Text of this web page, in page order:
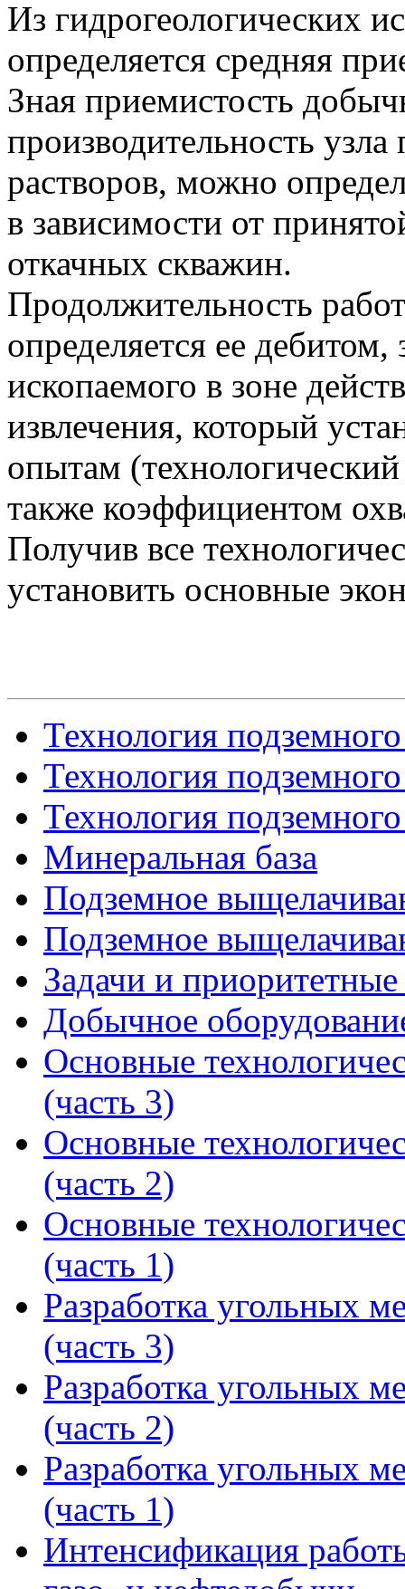
Из гидрогеологических
определяется средняя
Зная приемистость
производительность
растворов, можно
в зависимости от
откачных скважин.
Продолжительность
определяется ее дебитом,
ископаемого в зоне
извлечения, который
опытам
также коэффициентом
Получив все
установить основные
Технология
Технология
Технология
Минеральная база
Подземное
Подземное
Задачи и
Добычное
Основные
(часть 3)
Основные
(часть 2)
Основные
(часть 1)
Разработка угольных
(часть 3)
Разработка угольных
(часть 2)
Разработка угольных
(часть 1)
Интенсификация